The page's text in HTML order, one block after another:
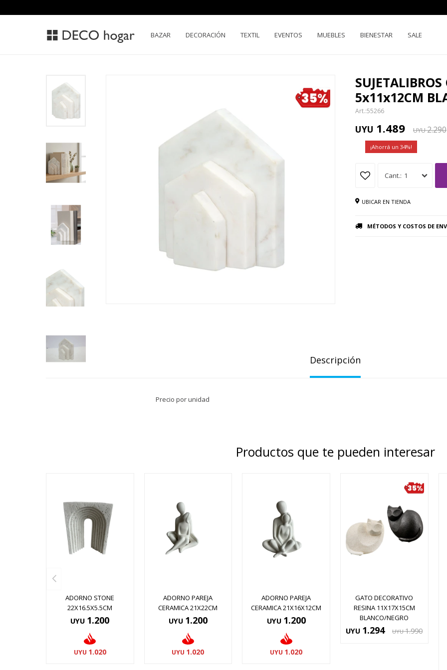
BAZAR DECORACIÓN TEXTIL EVENTOS MUEBLES BIENESTAR SALE
5x11x12CM
55266
UYU 1.489 UYU2.290
34
1
UBICAR EN TIENDA
MÉTODOS Y COSTOS DE
Descripción
Precio por unidad
Productos que te pueden interesar
ADORNO STONE
22X16.5X5.5CM
UYU 1.200
UYU 1.020
ADORNO PAREJA
CERAMICA 21X22CM
UYU 1.200
UYU 1.020
ADORNO PAREJA
CERAMICA 21X16X12CM
UYU 1.200
UYU 1.020
GATO DECORATIVO
RESINA 11X17X15CM
BLANCO/NEGRO
UYU 1.294 UYU 1.990